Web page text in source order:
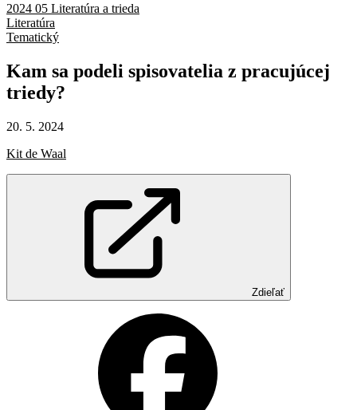
2024 05 Literatúra a trieda
Literatúra
Tematický
Kam sa podeli spisovatelia z pracujúcej
triedy?
20. 5. 2024
Kit de Waal
Zdieľať